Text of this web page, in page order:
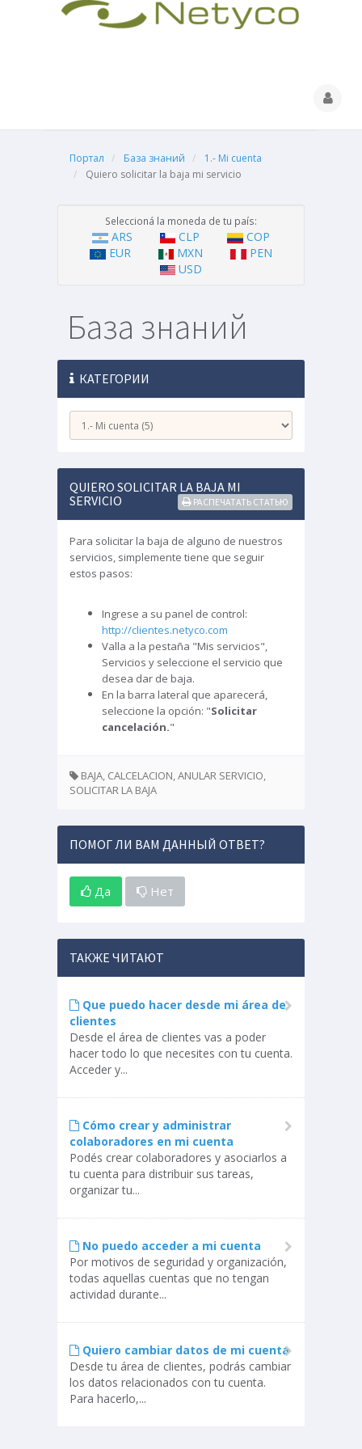
Портал База знаний
1.- Mi cuenta
Quiero solicitar la baja mi servicio
Seleccioná la moneda de tu país:
ARS CLP
COP
EUR
MXN
PEN
USD
База знаний
КАТЕГОРИИ
QUIERO SOLICITAR LA BAJA MI
SERVICIO
РАСПЕЧАТАТЬ СТАТЬЮ
Para solicitar la baja de alguno de nuestros
servicios, simplemente tiene que seguir
estos pasos:
Ingrese a su panel de control:
http://clientes.netyco.com
Valla a la pestaña "Mis servicios",
Servicios y seleccione el servicio que
desea dar de baja.
En la barra lateral que aparecerá,
seleccione la opción: "Solicitar
cancelación."
BAJA, CALCELACION, ANULAR SERVICIO,
SOLICITAR LA BAJA
ПОМОГ ЛИ ВАМ ДАННЫЙ ОТВЕТ?
Да Нет
ТАКЖЕ ЧИТАЮТ
Que puedo hacer desde mi área de
clientes
Desde el área de clientes vas a poder
hacer todo lo que necesites con tu cuenta.
Acceder y...
Cómo crear y administrar
colaboradores en mi cuenta
Podés crear colaboradores y asociarlos a
tu cuenta para distribuir sus tareas,
organizar tu...
No puedo acceder a mi cuenta
Por motivos de seguridad y organización,
todas aquellas cuentas que no tengan
actividad durante...
Quiero cambiar datos de mi cuenta
Desde tu área de clientes, podrás cambiar
los datos relacionados con tu cuenta.
Para hacerlo,...